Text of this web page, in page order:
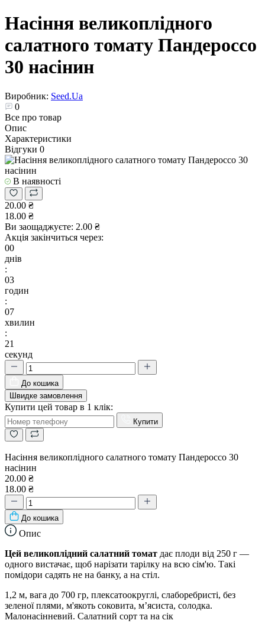
Насіння великоплідного
салатного томату Пандероссо
30 насінин
Виробник: Seed.Ua
0
Все про товар
Опис
Характеристики
Відгуки 0
В наявності
20.00 ₴
18.00 ₴
Ви заощаджуєте: 2.00 ₴
Акція закінчиться через:
00
днів
:
03
годин
:
07
хвилин
:
20
секунд
До кошика
Швидке замовлення
Купити цей товар в 1 клік:
Купити
Насіння великоплідного салатного томату Пандероссо 30
насінин
20.00 ₴
18.00 ₴
До кошика
Опис
Цей великоплідний салатний томат дає плоди від 250 г —
одного вистачає, щоб нарізати тарілку на всю сім'ю. Такі
помідори садять не на банку, а на стіл.
1,2 м, вага до 700 гр, плексатоокруглі, слаборебристі, без
зеленої плями, м'якоть соковита, м’ясиста, солодка.
Малонасінневий. Салатний сорт та на сік